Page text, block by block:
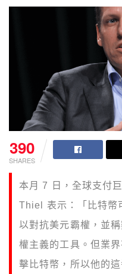
390
SHARES
本月 7 日，全球支付
Thiel 表示：「比特幣
以對抗美元霸權，並
權主義的工具。但業
擊比特幣，所以他的